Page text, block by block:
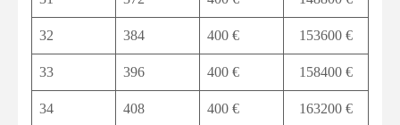
32 384 400 € 153600 €
33 396 400 € 158400 €
34 408 400 € 163200 €